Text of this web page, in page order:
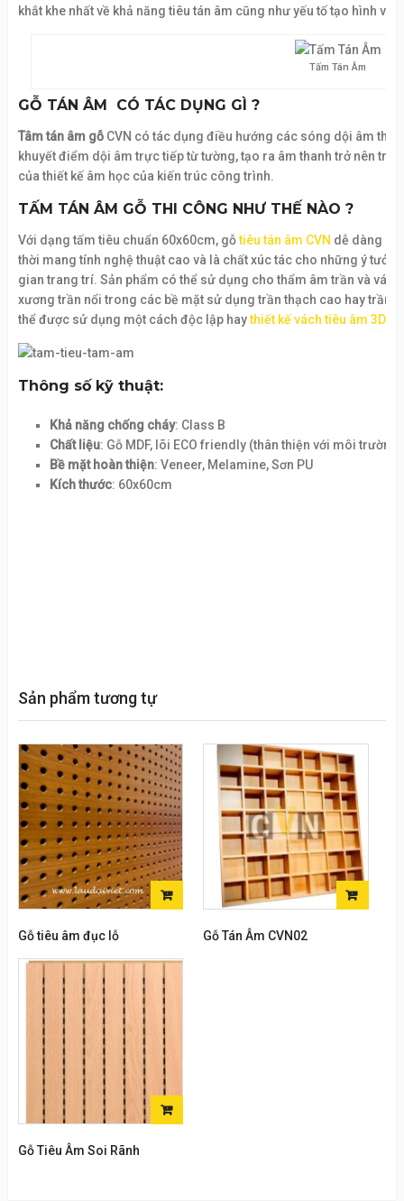
khắt khe nhất về khả năng tiêu tán âm cũng như yếu tố tạo hình và
Tấm Tán Âm
GỖ TÁN ÂM CÓ TÁC DỤNG GÌ ?
Tâm tán âm gỗCVN có tác dụng điều hướng các sóng dội âm
khuyết điểm dội âm trực tiếp từ tường, tạo ra âm thanh trở nên
của thiết kế âm học của kiến trúc công trình.
TẤM TÁN ÂM GỖ THI CÔNG NHƯ THẾ NÀO ?
Với dạng tấm tiêu chuẩn 60x60cm, gỗtiêu tán âm CVN dễ dàng
thời mang tính nghệ thuật cao và là chất xúc tác cho những ý
gian trang trí. Sản phẩm có thể sử dụng cho thẩm âm trần và
xương trần nổi trong các bề mặt sử dụng trần thạch cao hay trần
thể được sử dụng một cách độc lập haythiết kế vách tiêu âm 3D.
Thông số kỹ thuật:
Khả năng chống cháy: Class B
Chất liệu: Gỗ MDF, lõi ECO friendly (thân thiện với môi
Bề mặt hoàn thiện: Veneer, Melamine, Sơn PU
Kích thước: 60x60cm
Sản phẩm tương tự
Gỗ tiêu âm đục lỗ Gỗ Tán Âm CVN02
Gỗ Tiêu Âm Soi Rãnh